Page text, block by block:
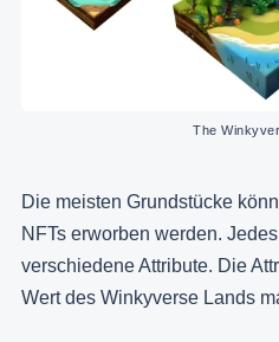
The
Die meisten Grundstücke
NFTs erworben werden.
verschiedene Attribute. Die
Wert des Winkyverse Lands